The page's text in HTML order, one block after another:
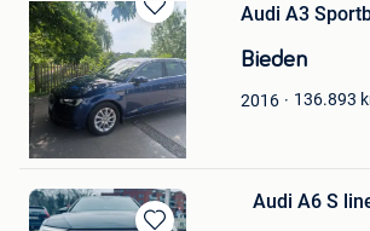
Bewaren
in
Mijn
Favorieten
Audi A3
Bieden
2016 136.893
Fanya
Bekkevoort
Audi A6 S